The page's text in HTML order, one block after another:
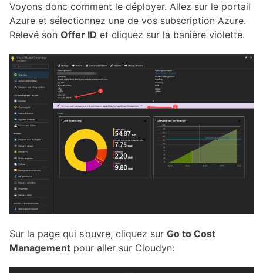
Voyons donc comment le déployer. Allez sur le portail
Azure et sélectionnez une de vos subscription Azure.
Relevé son Offer ID et cliquez sur la banière violette.
Sur la page qui s’ouvre, cliquez sur Go to Cost
Management pour aller sur Cloudyn: